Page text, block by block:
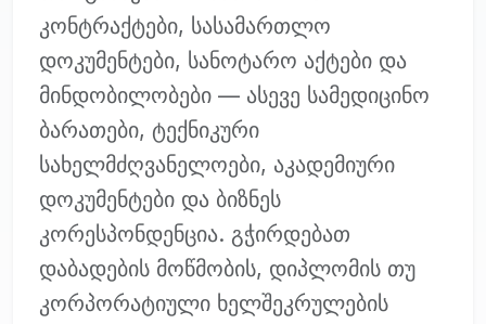
კონტრაქტები, სასამართლო
დოკუმენტები, სანოტარო აქტები და
მინდობილობები — ასევე სამედიცინო
ბარათები, ტექნიკური
სახელმძღვანელოები, აკადემიური
დოკუმენტები და ბიზნეს
კორესპონდენცია. გჭირდებათ
დაბადების მოწმობის, დიპლომის თუ
კორპორატიული ხელშეკრულების